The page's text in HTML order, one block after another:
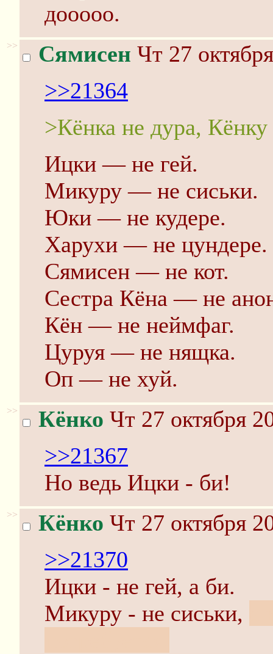
дооооо.
>> Сямисен Чт 27
>>21364
>Кёнка не дура,
Ицки — не гей.
Микуру — не сиськи.
Юки — не кудере.
Харухи — не цундере.
Сямисен — не кот.
Сестра Кёна — не
Кён — не неймфаг.
Цуруя — не нящка.
Оп — не хуй.
>> Кёнко Чт 27 октября
>>21367
Но ведь Ицки - би!
>> Кёнко Чт 27 октября
>>21370
Ицки - не гей, а би.
Микуру - не сиськи,